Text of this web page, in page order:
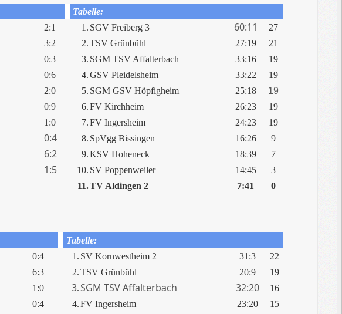
Tabelle:
2:1 1. SGV Freiberg 3 60:11
27
3:2 2.TSV Grünbühl 27:19
21
0:3 3. SGM TSV Affalterbach 33:16
19
0:6 4.GSV Pleidelsheim 33:22
19
2:0 5. SGM GSV Höpfigheim 25:18
19
0:9 6.FV Kirchheim 26:23
19
1:0 7.FV Ingersheim 24:23
19
0:4 8. SpVgg Bissingen 16:26 9
6:2 9.KSV Hoheneck 18:39
7
1:5 10. SV Poppenweiler 14:45
3
11.TV Aldingen 2 7:41 0
Tabelle:
0:4 1. SV Kornwestheim 2 31:3
22
6:3 2.TSV Grünbühl 20:9
19
1:0 3.SGM TSV Affalterbach 32:20
16
0:4 4.FV Ingersheim 23:20
15